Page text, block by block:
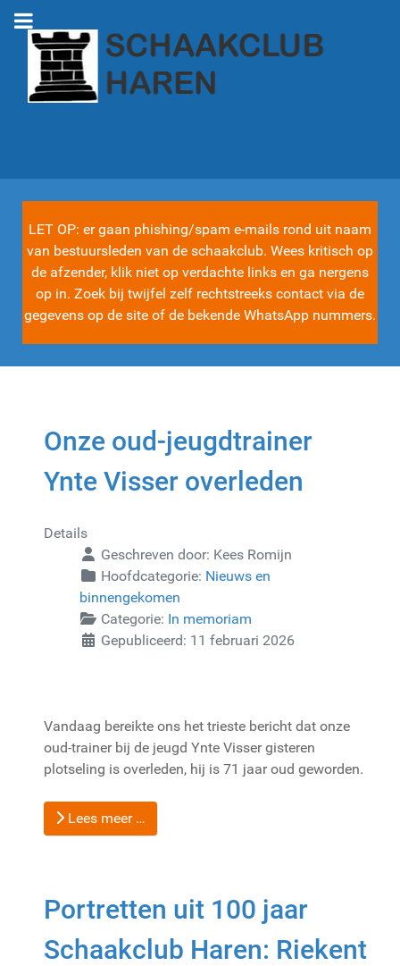
LET OP: er gaan phishing/spam e-mails rond uit naam
van bestuursleden van de schaakclub. Wees kritisch op
de afzender, klik niet op verdachte links en ga nergens
op in. Zoek bij twijfel zelf rechtstreeks contact via de
gegevens op de site of de bekende WhatsApp nummers.
Onze oud-jeugdtrainer
Ynte Visser overleden
Details
Geschreven door: Kees Romijn
Hoofdcategorie: Nieuws en
binnengekomen
Categorie: In memoriam
Gepubliceerd: 11 februari 2026
Vandaag bereikte ons het trieste bericht dat onze
oud-trainer bij de jeugd Ynte Visser gisteren
plotseling is overleden, hij is 71 jaar oud geworden.
Lees meer …
Portretten uit 100 jaar
Schaakclub Haren: Riekent